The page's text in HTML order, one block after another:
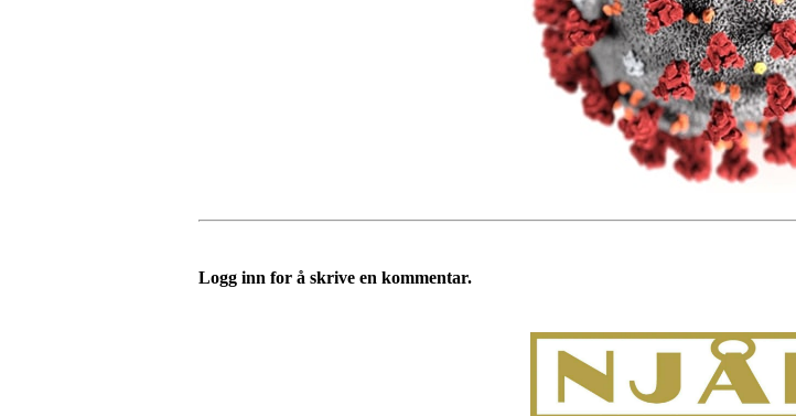
Logg inn for å skrive en kommentar.